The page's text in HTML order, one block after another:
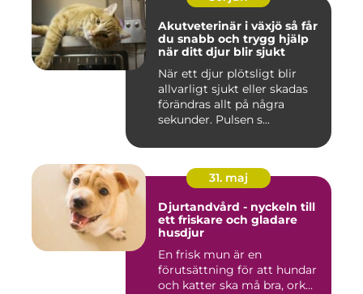
Akutveterinär i växjö så får
du snabb och trygg hjälp
när ditt djur blir sjukt
När ett djur plötsligt blir
allvarligt sjukt eller skadas
förändras allt på några
sekunder. Pulsen s...
31. maj
Djurtandvård - nyckeln till
ett friskare och gladare
husdjur
En frisk mun är en
förutsättning för att hundar
och katter ska må bra, ork...